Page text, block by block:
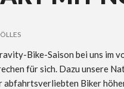
Bike-Saison bei uns im
für sich. Dazu unsere
abfahrtsverliebten Biker